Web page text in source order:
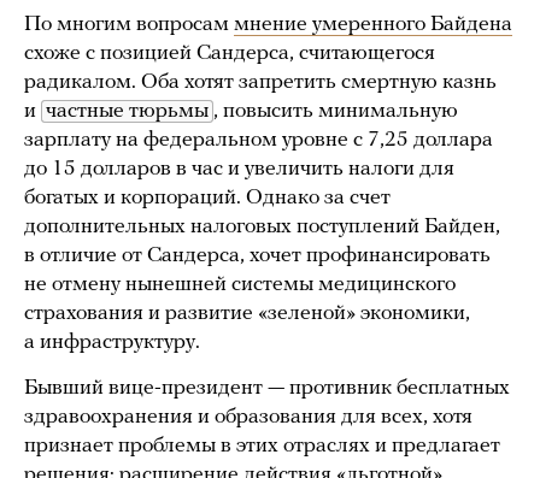
По многим вопросам мнение умеренного Байдена
схоже с позицией Сандерса, считающегося
радикалом. Оба хотят запретить смертную казнь
и частные тюрьмы , повысить минимальную
зарплату на федеральном уровне с 7,25 доллара
до 15 долларов в час и увеличить налоги для
богатых и корпораций. Однако за счет
дополнительных налоговых поступлений Байден,
в отличие от Сандерса, хочет профинансировать
не отмену нынешней системы медицинского
страхования и развитие «зеленой» экономики,
а инфраструктуру.
Бывший вице-президент — противник бесплатных
здравоохранения и образования для всех, хотя
признает проблемы в этих отраслях и предлагает